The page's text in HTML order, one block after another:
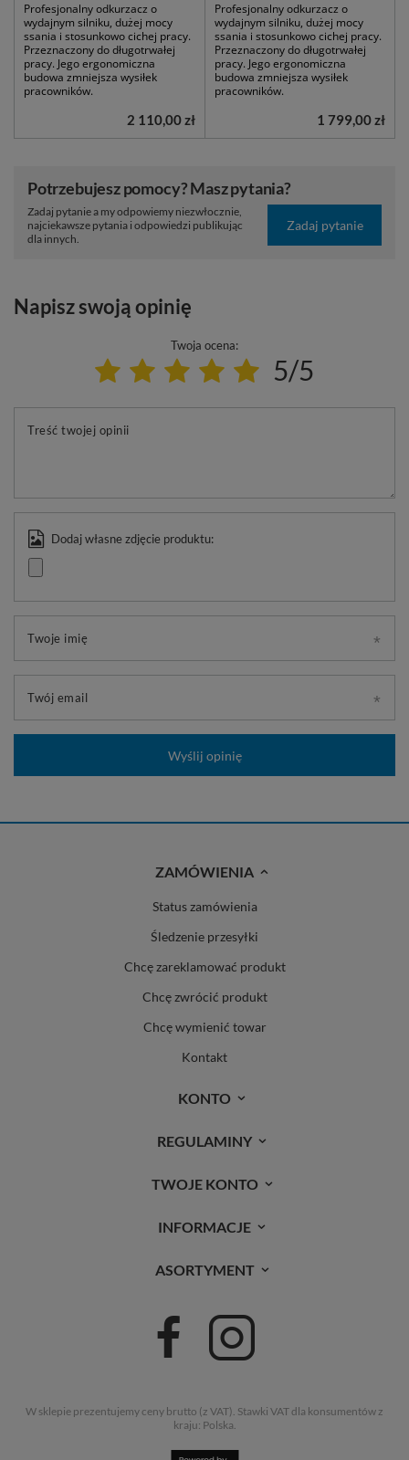
Profesjonalny odkurzacz o
wydajnym silniku, dużej mocy
ssania i stosunkowo cichej pracy.
Przeznaczony do długotrwałej
pracy. Jego ergonomiczna
budowa zmniejsza wysiłek
pracowników.
2 110,00 zł
Profesjonalny odkurzacz o
wydajnym silniku, dużej mocy
ssania i stosunkowo cichej pracy.
Przeznaczony do długotrwałej
pracy. Jego ergonomiczna
budowa zmniejsza wysiłek
pracowników.
1 799,00 zł
Potrzebujesz pomocy? Masz pytania?
Zadaj pytanie a my odpowiemy niezwłocznie,
najciekawsze pytania i odpowiedzi publikując
dla innych.
Zadaj pytanie
Napisz swoją opinię
Twoja ocena:
5/5
Treść twojej opinii
Dodaj własne zdjęcie produktu:
Twoje imię
Twój email
Wyślij opinię
ZAMÓWIENIA
Status zamówienia
Śledzenie przesyłki
Chcę zareklamować produkt
Chcę zwrócić produkt
Chcę wymienić towar
Kontakt
KONTO
REGULAMINY
TWOJE KONTO
INFORMACJE
ASORTYMENT
W sklepie prezentujemy ceny brutto (z VAT). Stawki VAT dla konsumentów z
kraju: Polska.